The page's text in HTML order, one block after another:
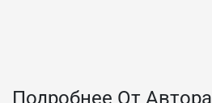
Подробнее От Автора